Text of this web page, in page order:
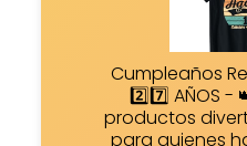
Cumpleaños
2️⃣7️⃣ AÑOS -
productos
para quienes